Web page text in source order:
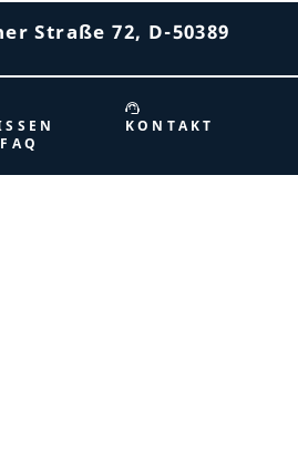
Straße 72, D-50389
KONTAKT